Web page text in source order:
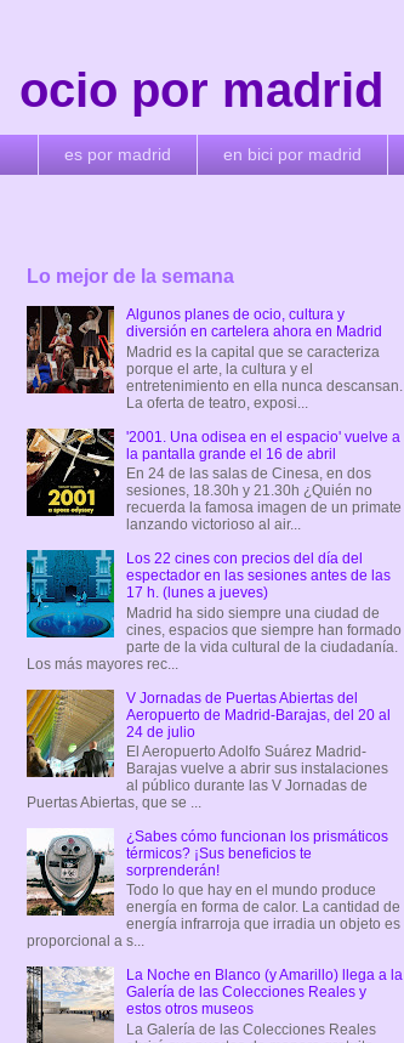
ocio por madrid
es por madrid en bici por madrid
Lo mejor de la semana
Algunos planes de ocio, cultura y
diversión en cartelera ahora en Madrid
Madrid es la capital que se caracteriza
porque el arte, la cultura y el
entretenimiento en ella nunca descansan.
La oferta de teatro, exposi...
'2001. Una odisea en el espacio' vuelve a
la pantalla grande el 16 de abril
En 24 de las salas de Cinesa, en dos
sesiones, 18.30h y 21.30h ¿Quién no
recuerda la famosa imagen de un primate
lanzando victorioso al air...
Los 22 cines con precios del día del
espectador en las sesiones antes de las
17 h. (lunes a jueves)
Madrid ha sido siempre una ciudad de
cines, espacios que siempre han formado
parte de la vida cultural de la ciudadanía.
Los más mayores rec...
V Jornadas de Puertas Abiertas del
Aeropuerto de Madrid-Barajas, del 20 al
24 de julio
El Aeropuerto Adolfo Suárez Madrid-
Barajas vuelve a abrir sus instalaciones
al público durante las V Jornadas de
Puertas Abiertas, que se ...
¿Sabes cómo funcionan los prismáticos
térmicos? ¡Sus beneficios te
sorprenderán!
Todo lo que hay en el mundo produce
energía en forma de calor. La cantidad de
energía infrarroja que irradia un objeto es
proporcional a s...
La Noche en Blanco (y Amarillo) llega a la
Galería de las Colecciones Reales y
estos otros museos
La Galería de las Colecciones Reales